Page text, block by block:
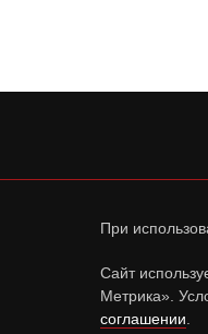
При
Сайт
Метрика».
соглашении